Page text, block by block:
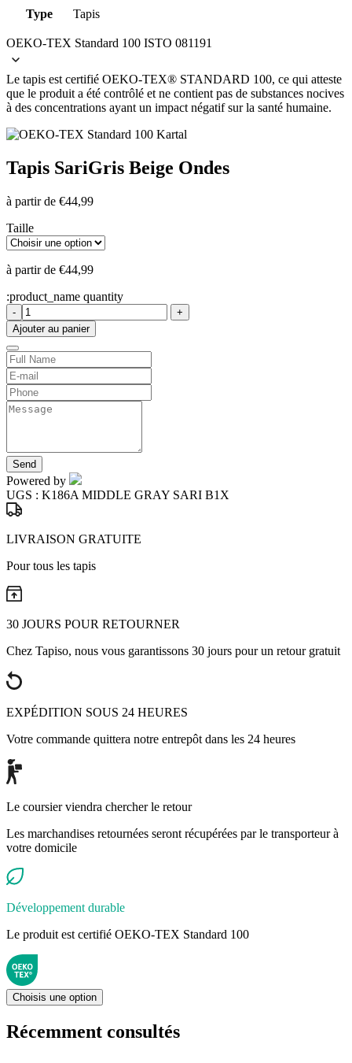
Type Tapis
OEKO-TEX Standard 100 ISTO 081191
Le tapis est certifié OEKO-TEX® STANDARD 100, ce qui atteste
que le produit a été contrôlé et ne contient pas de substances nocives
à des concentrations ayant un impact négatif sur la santé humaine.
Tapis SariGris Beige Ondes
à partir de €44,99
Taille
à partir de €44,99
:product_name quantity
-
+
Ajouter au panier
Send
Powered by
UGS : K186A MIDDLE GRAY SARI B1X
LIVRAISON GRATUITE
Pour tous les tapis
30 JOURS POUR RETOURNER
Chez Tapiso, nous vous garantissons 30 jours pour un retour gratuit
EXPÉDITION SOUS 24 HEURES
Votre commande quittera notre entrepôt dans les 24 heures
Le coursier viendra chercher le retour
Les marchandises retournées seront récupérées par le transporteur à
votre domicile
Développement durable
Le produit est certifié OEKO-TEX Standard 100
Choisis une option
Récemment consultés